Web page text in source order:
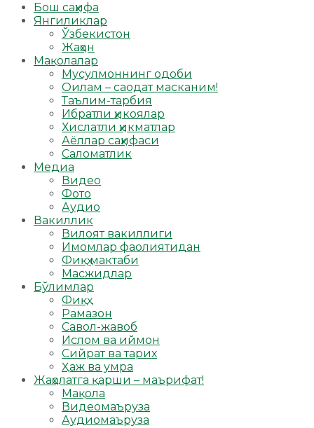
Бош саҳифа
Янгиликлар
Ўзбекистон
Жаҳон
Мақолалар
Мусулмоннинг одоби
Оилам – саодат масканим!
Таълим-тарбия
Ибратли ҳикоялар
Хислатли ҳикматлар
Аёллар саҳифаси
Саломатлик
Медиа
Видео
Фото
Аудио
Вакиллик
Вилоят вакиллиги
Имомлар фаолиятидан
Фиқҳ мактаби
Масжидлар
Бўлимлар
Фиқҳ
Рамазон
Савол-жавоб
Ислом ва иймон
Сийрат ва тарих
Ҳаж ва умра
Жаҳолатга қарши – маърифат!
Мақола
Видеомаъруза
Аудиомаъруза